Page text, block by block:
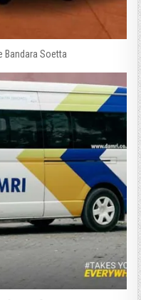
Bandara Soetta